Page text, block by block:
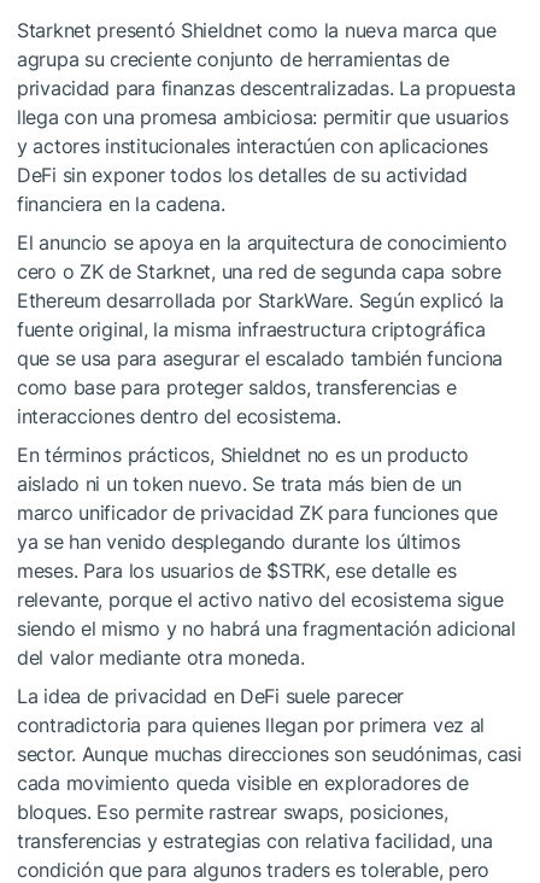
Starknet presentó Shieldnet como la nueva marca que
agrupa su creciente conjunto de herramientas de
privacidad para finanzas descentralizadas. La propuesta
llega con una promesa ambiciosa: permitir que usuarios
y actores institucionales interactúen con aplicaciones
DeFi sin exponer todos los detalles de su actividad
financiera en la cadena.
El anuncio se apoya en la arquitectura de conocimiento
cero o ZK de Starknet, una red de segunda capa sobre
Ethereum desarrollada por StarkWare. Según explicó la
fuente original, la misma infraestructura criptográfica
que se usa para asegurar el escalado también funciona
como base para proteger saldos, transferencias e
interacciones dentro del ecosistema.
En términos prácticos, Shieldnet no es un producto
aislado ni un token nuevo. Se trata más bien de un
marco unificador de privacidad ZK para funciones que
ya se han venido desplegando durante los últimos
meses. Para los usuarios de $STRK, ese detalle es
relevante, porque el activo nativo del ecosistema sigue
siendo el mismo y no habrá una fragmentación adicional
del valor mediante otra moneda.
La idea de privacidad en DeFi suele parecer
contradictoria para quienes llegan por primera vez al
sector. Aunque muchas direcciones son seudónimas, casi
cada movimiento queda visible en exploradores de
bloques. Eso permite rastrear swaps, posiciones,
transferencias y estrategias con relativa facilidad, una
condición que para algunos traders es tolerable, pero